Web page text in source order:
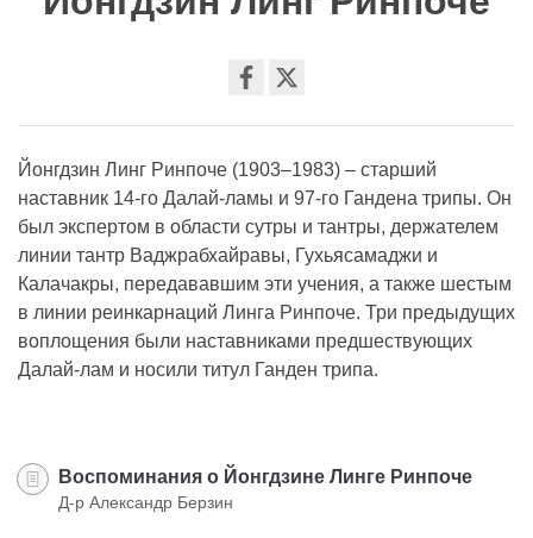
facebook
Йонгдзин Линг Ринпоче (1903–1983) – старший
наставник 14-го Далай-ламы и 97-го Гандена трипы. Он
был экспертом в области сутры и тантры, держателем
линии тантр Ваджрабхайравы, Гухьясамаджи и
Калачакры, передававшим эти учения, а также шестым
в линии реинкарнаций Линга Ринпоче. Три предыдущих
воплощения были наставниками предшествующих
Далай-лам и носили титул Ганден трипа.
​Воспоминания о Йонгдзине Линге Ринпоче
Д-р Александр Берзин